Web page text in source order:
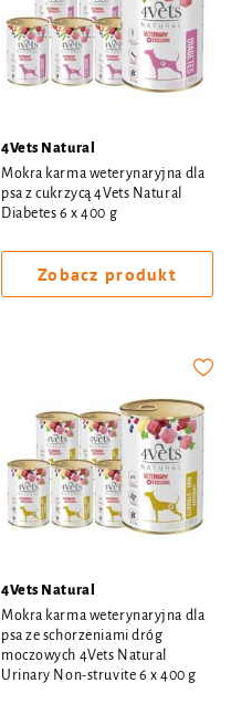
4Vets Natural
Mokra karma weterynaryjna dla
psa z cukrzycą 4Vets Natural
Diabetes 6 x 400 g
Zobacz produkt
4Vets Natural
Mokra karma weterynaryjna dla
psa ze schorzeniami dróg
moczowych 4Vets Natural
Urinary Non-struvite 6 x 400 g